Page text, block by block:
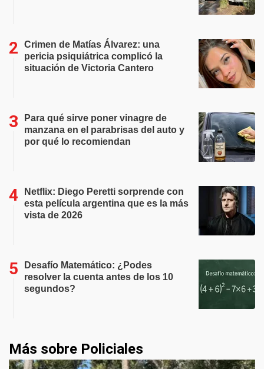
Crimen de Matías Álvarez: una
pericia psiquiátrica complicó la
situación de Victoria Cantero
Para qué sirve poner vinagre de
manzana en el parabrisas del auto y
por qué lo recomiendan
Netflix: Diego Peretti sorprende con
esta película argentina que es la más
vista de 2026
Desafío Matemático: ¿Podes
resolver la cuenta antes de los 10
segundos?
Más sobre Policiales